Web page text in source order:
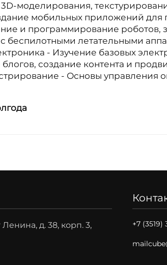
моделирования,
мобильных приложений для
и программирование роботов,
беспилотными летательными
- Изучение базовых
создание контента и
- Основы управления
д. 38, корп. 3,
+7 (3519)